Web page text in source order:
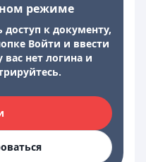
режиме
к документу,
Войти и ввести
вас нет логина и